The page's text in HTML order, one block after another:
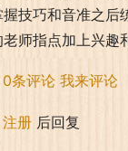
技巧和音准之后
师指点加上兴趣
0条评论 我来评论
注册 后回复